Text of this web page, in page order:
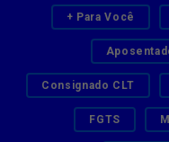
+ Para Você
Consignado CLT
FGTS